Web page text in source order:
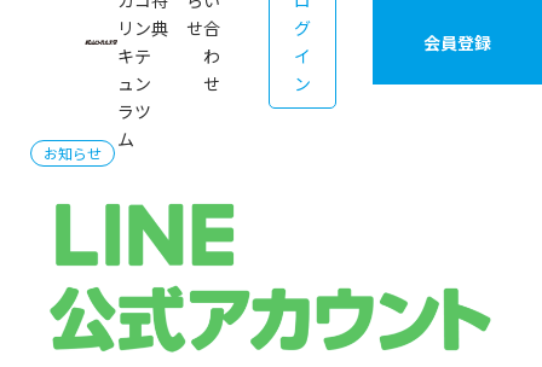
リ
キ
ュ
ラ
ム
ン
テ
ン
ツ
典
せ合
わ
せ
グ
イ
ン
会員登録
お知らせ